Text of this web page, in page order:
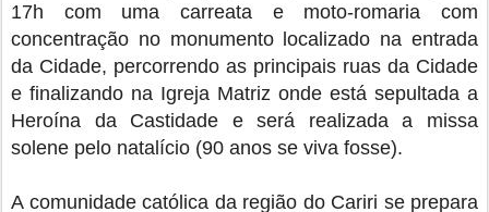
17h com uma carreata e moto-romaria com
concentração no monumento localizado na entrada
da Cidade, percorrendo as principais ruas da Cidade
e finalizando na Igreja Matriz onde está sepultada a
Heroína da Castidade e será realizada a missa
solene pelo natalício (90 anos se viva fosse).
A comunidade católica da região do Cariri se prepara